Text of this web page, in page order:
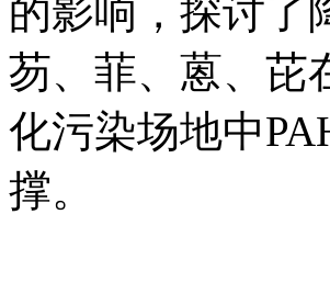
的影响，探讨了
芴、菲、蒽、芘
化污染场地中
撑。